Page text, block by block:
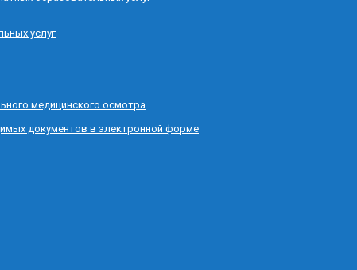
услуг
медицинского осмотра
документов в электронной форме